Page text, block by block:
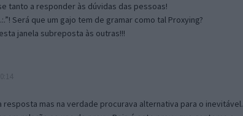
tanto a responder às dúvidas das pessoas!
Será que um gajo tem de gramar como tal Proxying?
janela subreposta às outras!!!
mas na verdade procurava alternativa para o inevitável.